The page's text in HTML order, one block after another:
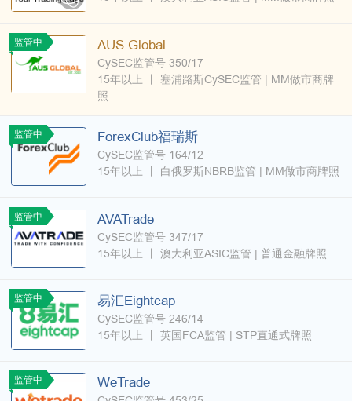
监管中 AUS Global
CySEC监管号 350/17
15年以上
塞浦路斯CySEC监管 | MM做市商牌
照
监管中 ForexClub福瑞斯
CySEC监管号 164/12
15年以上
白俄罗斯NBRB监管 | MM做市商牌照
监管中 AVATrade
CySEC监管号 347/17
15年以上
丨澳大利亚ASIC监管 | 普通金融牌照
监管中 易汇Eightcap
CySEC监管号 246/14
15年以上
丨英国FCA监管 | STP直通式牌照
监管中 WeTrade